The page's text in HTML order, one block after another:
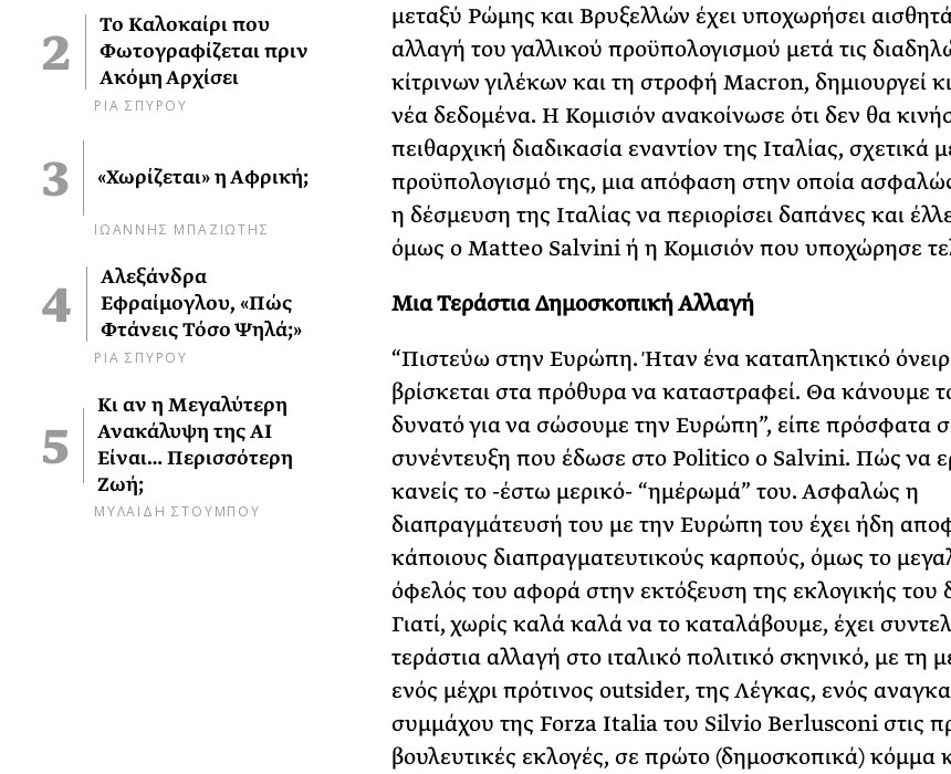
Το Καλοκαίρι που
Φωτογραφίζεται πριν
Ακόμη Αρχίσει
ΡΙΑ ΣΠΥΡΟΥ
«Χωρίζεται» η Αφρική;
ΙΩΑΝΝΗΣ ΜΠΑΖΙΩΤΗΣ
Αλεξάνδρα
Εφραίμογλου, «Πώς
Φτάνεις Τόσο Ψηλά;»
ΡΙΑ ΣΠΥΡΟΥ
Κι αν η Μεγαλύτερη
Ανακάλυψη της AI
Είναι… Περισσότερη
Ζωή;
ΜΥΛΑΙΔΗ ΣΤΟΥΜΠΟΥ
μεταξύ Ρώμης και Βρυξελλών έχει υποχωρήσει
αλλαγή του γαλλικού προϋπολογισμού μετά τις
κίτρινων γιλέκων και τη στροφή Macron, δημιουργεί
νέα δεδομένα. Η Κομισιόν ανακοίνωσε ότι δεν θα
πειθαρχική διαδικασία εναντίον της Ιταλίας, σχετικά
προϋπολογισμό της, μια απόφαση στην οποία
η δέσμευση της Ιταλίας να περιορίσει δαπάνες και
όμως ο Matteo Salvini ή η Κομισιόν που υποχώρησε
Μια Τεράστια Δημοσκοπική Αλλαγή
“Πιστεύω στην Ευρώπη. Ήταν ένα καταπληκτικό
βρίσκεται στα πρόθυρα να καταστραφεί. Θα κάνουμε
δυνατό για να σώσουμε την Ευρώπη”, είπε πρόσφατα
συνέντευξη που έδωσε στο Politico ο Salvini. Πώς να
κανείς το -έστω μερικό- “ημέρωμά” του. Ασφαλώς η
διαπραγμάτευσή του με την Ευρώπη του έχει ήδη
κάποιους διαπραγματευτικούς καρπούς, όμως το
όφελός του αφορά στην εκτόξευση της εκλογικής του
Γιατί, χωρίς καλά καλά να το καταλάβουμε, έχει
τεράστια αλλαγή στο ιταλικό πολιτικό σκηνικό, με τη
ενός μέχρι πρότινος outsider, της Λέγκας, ενός
συμμάχου της Forza Italia του Silvio Berlusconi στις
βουλευτικές εκλογές, σε πρώτο (δημοσκοπικά) κόμμα